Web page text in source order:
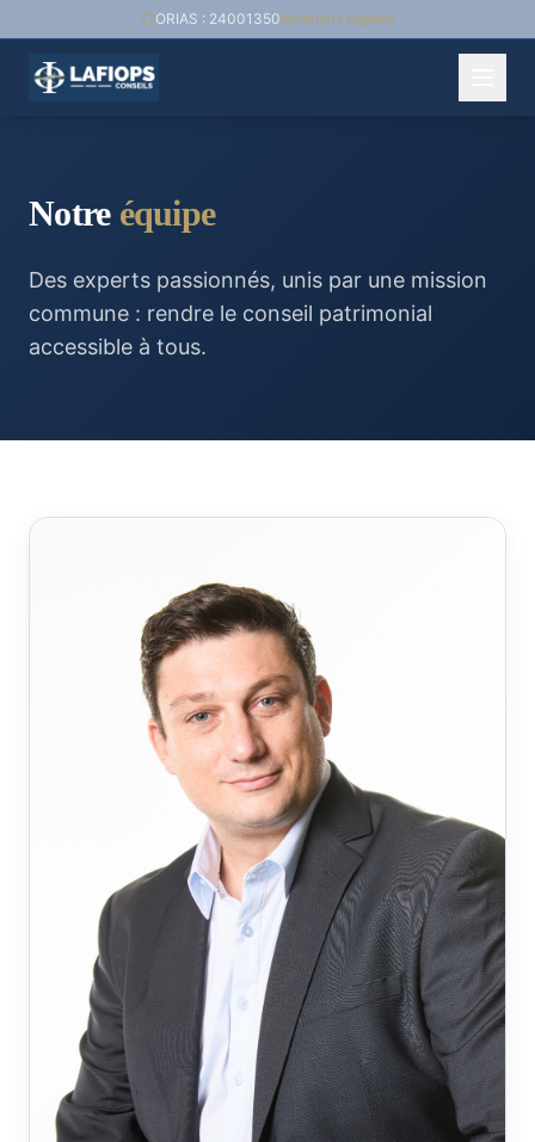
ORIAS : 24001350Mentions légales
Notre équipe
Des experts passionnés, unis par une mission
commune : rendre le conseil patrimonial
accessible à tous.